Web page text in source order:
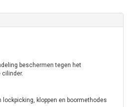
beschermen tegen het
cilinder.
kloppen en boormethodes